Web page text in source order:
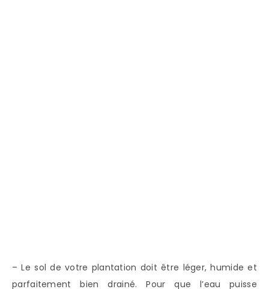
– Le sol de votre plantation doit être léger, humide et
parfaitement bien drainé. Pour que l’eau puisse